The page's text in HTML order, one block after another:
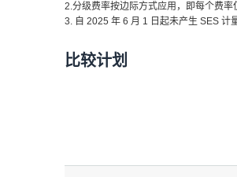
2.分级费率按边际方式应用，即每个费
3. 自 2025 年 6 月 1 日起未产生 SES 计
比较计划